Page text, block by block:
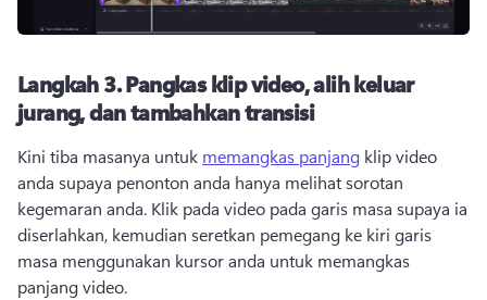
Langkah 3.Pangkas klip video, alih keluar
jurang, dan tambahkan transisi
Kini tiba masanya untuk memangkas panjang klip video
anda supaya penonton anda hanya melihat sorotan
kegemaran anda. Klik pada video pada garis masa supaya ia
diserlahkan, kemudian seretkan pemegang ke kiri garis
masa menggunakan kursor anda untuk memangkas
panjang video.